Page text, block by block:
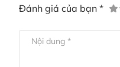
Đánh giá của bạn *